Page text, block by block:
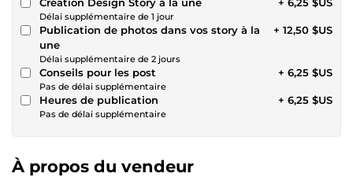
Délai supplémentaire de 1 jour
Publication de photos dans vos story à la
une
Délai supplémentaire de 2 jours
+ 12,50 $US
Conseils pour les post
Pas de délai supplémentaire
+ 6,25 $US
Heures de publication
Pas de délai supplémentaire
+ 6,25 $US
À propos du vendeur